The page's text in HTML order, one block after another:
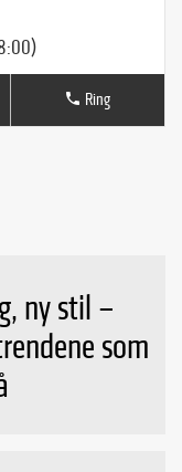
Ring
ny stil –
som